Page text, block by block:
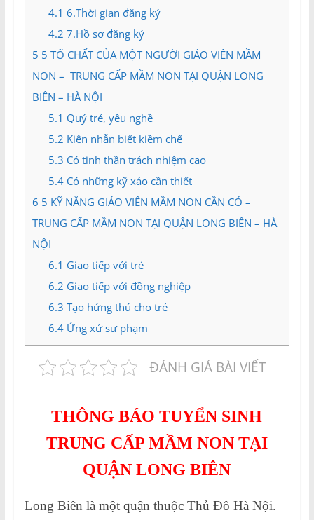
4.1 6.Thời gian đăng ký
4.2 7.Hồ sơ đăng ký
5 5 TỐ CHẤT CỦA MỘT NGƯỜI GIÁO VIÊN MẦM
NON – TRUNG CẤP MẦM NON TẠI QUẬN LONG
BIÊN – HÀ NỘI
5.1 Quý trẻ, yêu nghề
5.2 Kiên nhẫn biết kiềm chế
5.3 Có tinh thần trách nhiệm cao
5.4Có những kỹ xảo cần thiết
6 5 KỸ NĂNG GIÁO VIÊN MẦM NON CẦN CÓ –
TRUNG CẤP MẦM NON TẠI QUẬN LONG BIÊN – HÀ
NỘI
6.1 Giao tiếp với trẻ
6.2 Giao tiếp với đồng nghiệp
6.3 Tạo hứng thú cho trẻ
6.4Ứng xử sư phạm
ĐÁNH GIÁ BÀI VIẾT
THÔNG BÁO TUYỂN SINH
TRUNG CẤP MẦM NON TẠI
QUẬN LONG BIÊN
Long Biên là một quận thuộc Thủ Đô Hà Nội.